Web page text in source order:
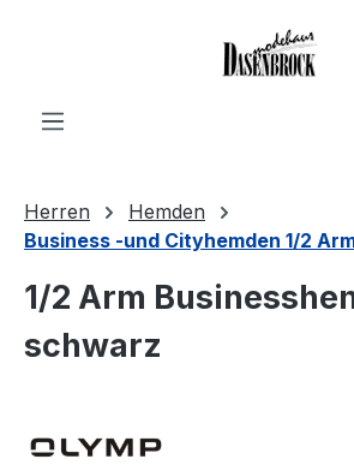
Herren
Hemden
Business -und Cityhemden 1/2
1/2 Arm
schwarz